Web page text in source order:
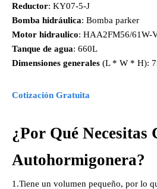
Reductor: KY07-5-J
Bomba hidráulica: Bomba parker
Motor hidraulico: HAA2FM56/61W-
Tanque de agua: 660L
Dimensiones generales (L * W * H):
Cotización Gratuita
¿Por Qué Necesitas
Autohormigonera?
1.Tiene un volumen pequeño, por lo